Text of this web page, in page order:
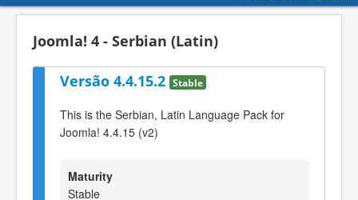
Joomla! 4 - Serbian (Latin)
Versão 4.4.15.2 Stable
This is the Serbian, Latin Language Pack for
Joomla! 4.4.15 (v2)
Maturity
Stable